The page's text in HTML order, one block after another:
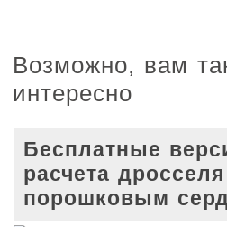
Возможно, вам
интересно
Бесплатные
расчета
порошковым